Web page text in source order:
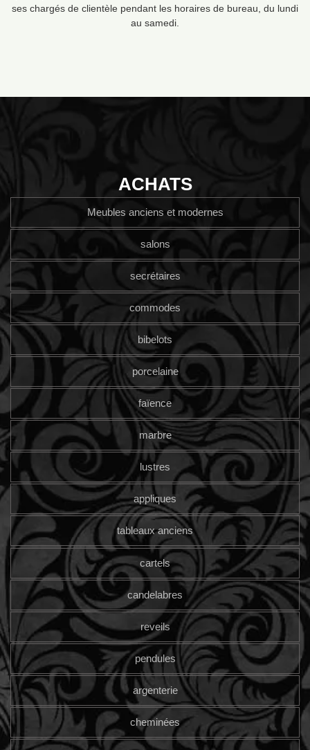
ses chargés de clientèle pendant les horaires de bureau, du lundi
au samedi.
ACHATS
Meubles anciens et modernes
salons
secrétaires
commodes
bibelots
porcelaine
faïence
marbre
lustres
appliques
tableaux anciens
cartels
candelabres
reveils
pendules
argenterie
cheminées